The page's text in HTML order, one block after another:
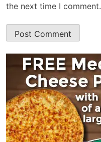
the next time I comment.